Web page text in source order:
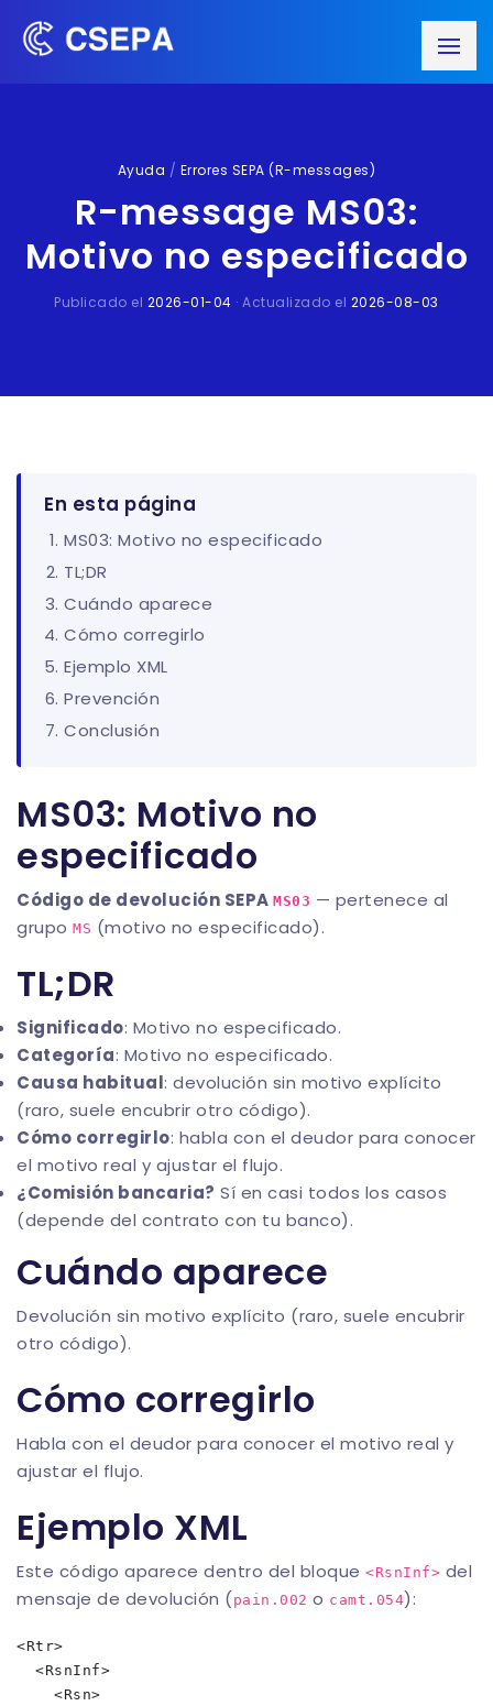
Ayuda / Errores SEPA (R-messages)
R-message MS03:
Motivo no especificado
Publicado el 2026-01-04 · Actualizado el 2026-08-03
En esta página
MS03: Motivo no especificado
TL;DR
Cuándo aparece
Cómo corregirlo
Ejemplo XML
Prevención
Conclusión
MS03: Motivo no
especificado
Código de devolución SEPA MS03 — pertenece al
grupo MS (motivo no especificado).
TL;DR
Significado: Motivo no especificado.
Categoría: Motivo no especificado.
Causa habitual: devolución sin motivo explícito
(raro, suele encubrir otro código).
Cómo corregirlo: habla con el deudor para conocer
el motivo real y ajustar el flujo.
¿Comisión bancaria? Sí en casi todos los casos
(depende del contrato con tu banco).
Cuándo aparece
Devolución sin motivo explícito (raro, suele encubrir
otro código).
Cómo corregirlo
Habla con el deudor para conocer el motivo real y
ajustar el flujo.
Ejemplo XML
Este código aparece dentro del bloque <RsnInf> del
mensaje de devolución (pain.002 o camt.054):
<Rtr>